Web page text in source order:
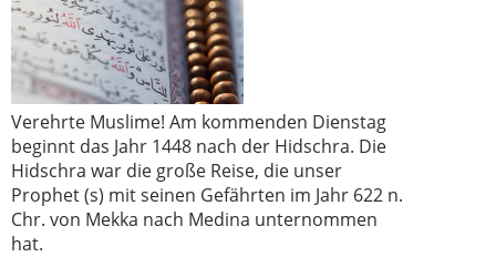
Verehrte Muslime! Am kommenden Dienstag
beginnt das Jahr 1448 nach der Hidschra. Die
Hidschra war die große Reise, die unser
Prophet (s) mit seinen Gefährten im Jahr 622 n.
Chr. von Mekka nach Medina unternommen
hat.